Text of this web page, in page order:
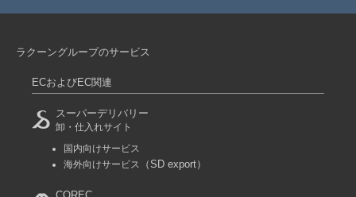
ラクーングループのサービス
ECおよびEC関連
スーパーデリバリー
卸・仕入れサイト
国内向けサービス
海外向けサービス
（SD export）